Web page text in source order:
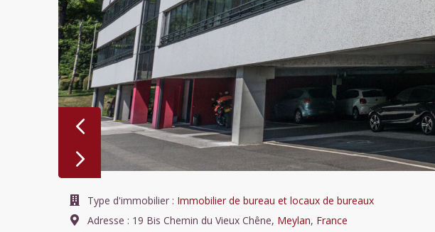
Previous
Previous
Type d'immobilier : Immobilier de bureau et locaux de bureaux
Adresse : 19 Bis Chemin du Vieux Chêne, Meylan, France